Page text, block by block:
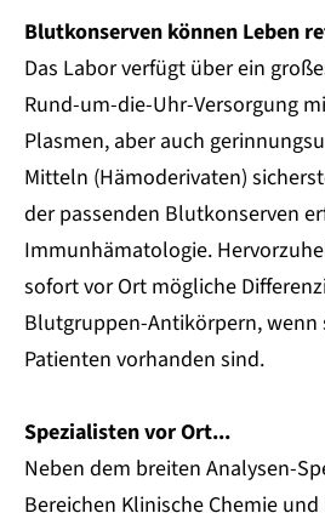
Blutkonserven können Leben
Das Labor verfügt über ein
Rund-um-die-Uhr-Versorgung
Plasmen, aber auch
Mitteln (Hämoderivaten)
der passenden Blutkonserven
Immunhämatologie.
sofort vor Ort mögliche
Blutgruppen-Antikörpern, wenn
Patienten vorhanden sind.
Spezialisten vor Ort...
Neben dem breiten Analysen-
Bereichen Klinische Chemie